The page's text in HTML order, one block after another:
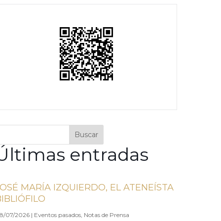
Buscar
entradas
MARÍA IZQUIERDO, EL ATENEÍSTA
07/2026 | Eventos pasados, Notas de Prensa